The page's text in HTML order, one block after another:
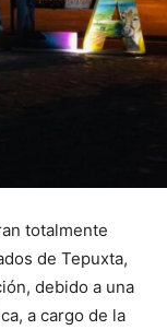
totalmente
de Tepuxta,
debido a una
a cargo de la